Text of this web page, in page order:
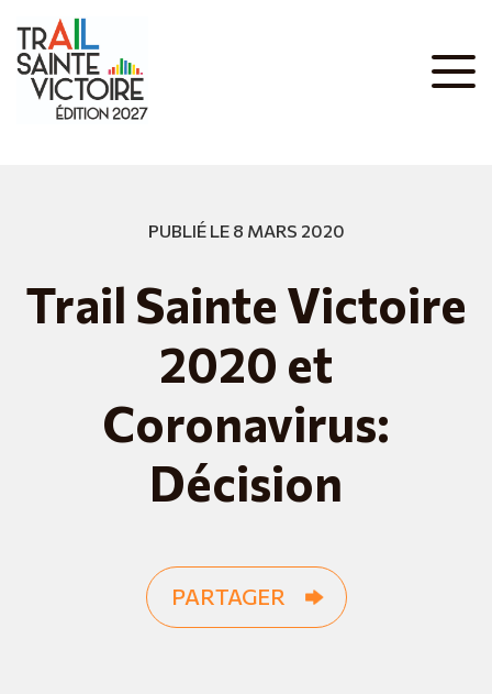
PUBLIÉ LE 8 MARS 2020
Trail Sainte Victoire
2020 et
Coronavirus:
Décision
PARTAGER